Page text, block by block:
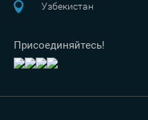
Узбекистан
Присоединяйтесь!